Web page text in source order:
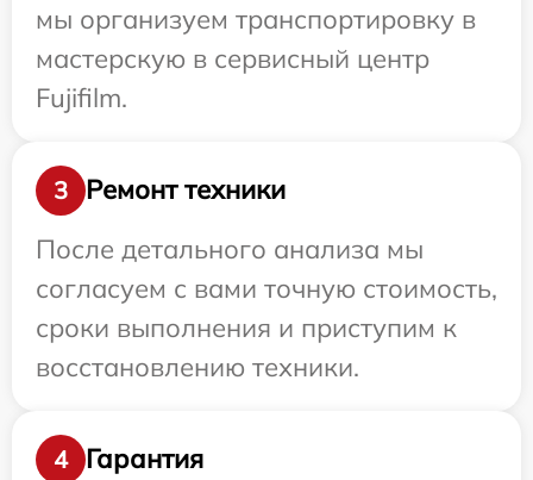
мы организуем транспортировку в
мастерскую в сервисный центр
Fujifilm.
3
Ремонт техники
После детального анализа мы
согласуем с вами точную стоимость,
сроки выполнения и приступим к
восстановлению техники.
4 Гарантия